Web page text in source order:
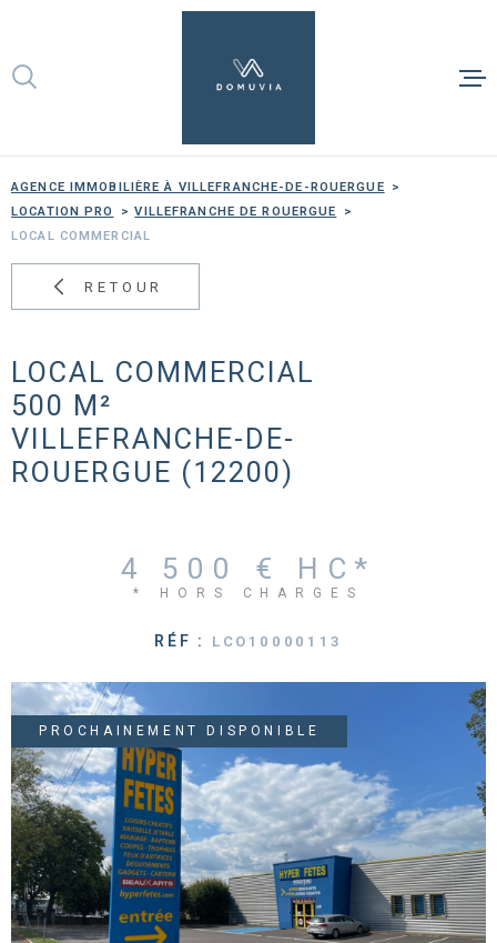
recherche
menu
principal
contenu
LOUER
AGENCE IMMOBILIÈRE À VILLEFRANCHE-DE-ROUERGUE
LOCATION PRO
VILLEFRANCHE DE ROUERGUE
LOCAL COMMERCIAL
RETOUR
LOCAL COMMERCIAL
500 M²
VILLEFRANCHE-DE-
ROUERGUE (12200)
4 500 € HC*
* HORS CHARGES
RÉF : LCO10000113
PROCHAINEMENT DISPONIBLE